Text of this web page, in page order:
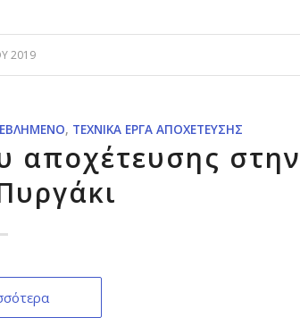
2019
, ΤΕΧΝΙΚΆ ΈΡΓΑ ΑΠΟΧΈΤΕΥΣΗΣ
αποχέτευσης